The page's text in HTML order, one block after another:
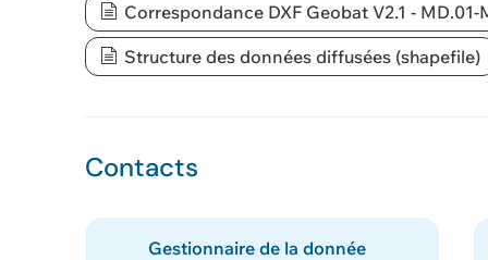
Correspondance DXF Geobat V2.1 - MD.01-
Structure des données diffusées (shapefile)
Contacts
Gestionnaire de la donnée